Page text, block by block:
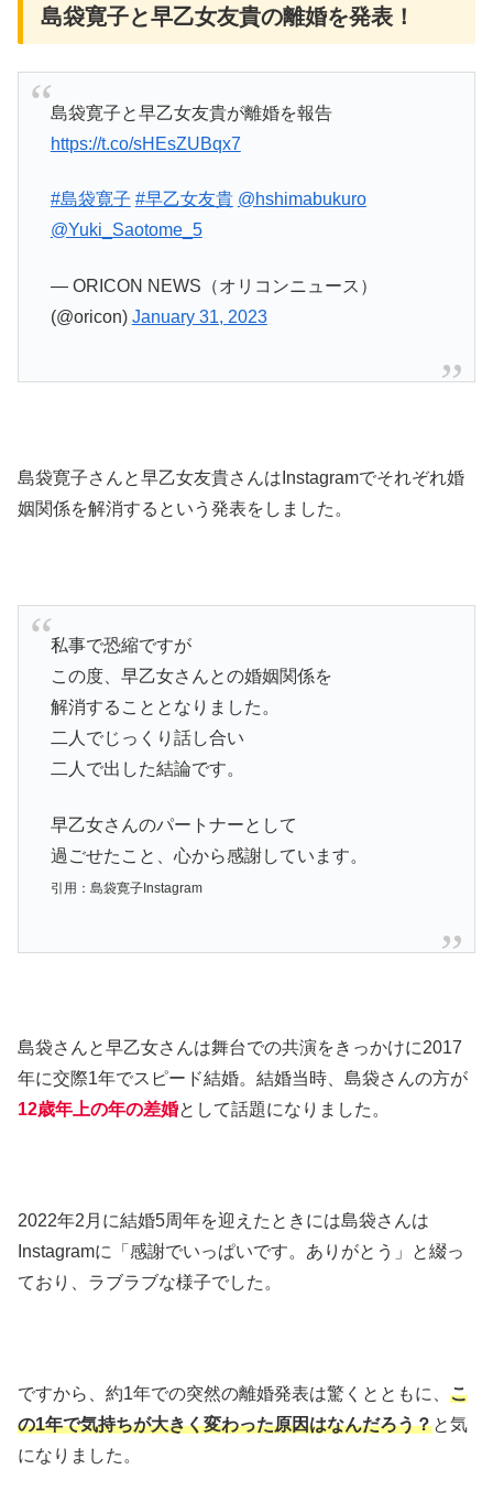
島袋寛子と早乙女友貴の離婚を発表！
島袋寛子と早乙女友貴が離婚を報告
https://t.co/sHEsZUBqx7
#島袋寛子 #早乙女友貴 @hshimabukuro
@Yuki_Saotome_5
— ORICON NEWS（オリコンニュース）
(@oricon) January 31, 2023
島袋寛子さんと早乙女友貴さんはInstagramでそれぞれ婚
姻関係を解消するという発表をしました。
私事で恐縮ですが
この度、早乙女さんとの婚姻関係を
解消することとなりました。
二人でじっくり話し合い
二人で出した結論です。
早乙女さんのパートナーとして
過ごせたこと、心から感謝しています。
引用：島袋寛子Instagram
島袋さんと早乙女さんは舞台での共演をきっかけに2017
年に交際1年でスピード結婚。結婚当時、島袋さんの方が
12歳年上の年の差婚として話題になりました。
2022年2月に結婚5周年を迎えたときには島袋さんは
Instagramに「感謝でいっぱいです。ありがとう」と綴っ
ており、ラブラブな様子でした。
ですから、約1年での突然の離婚発表は驚くとともに、 こ
の1年で気持ちが大きく変わった原因はなんだろう？と気
になりました。